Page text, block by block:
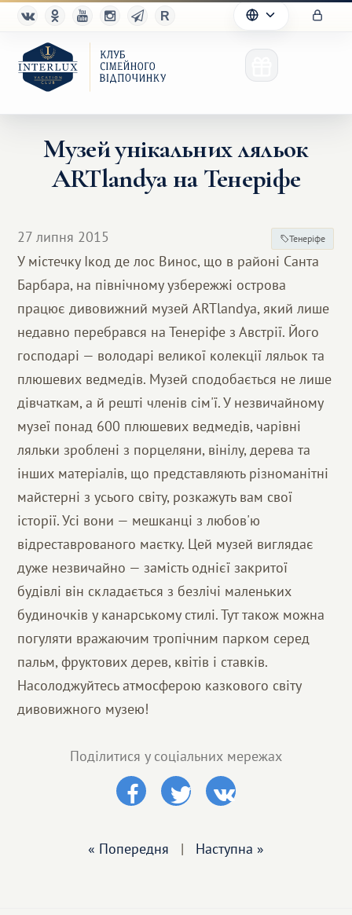
Клуб
Партнерам
Благотворительность
Музей унікальних ляльок
ARTlandya на Тенеріфе
27 липня 2015 Тенеріфе
У містечку Ікод де лос Винос, що в районі Санта
Барбара, на північному узбережжі острова
працює дивовижний музей ARTlandya, який лише
недавно перебрався на Тенеріфе з Австрії. Його
господарі — володарі великої колекції ляльок та
плюшевих ведмедів. Музей сподобається не лише
дівчаткам, а й решті членів сім'ї. У незвичайному
музеї понад 600 плюшевих ведмедів, чарівні
ляльки зроблені з порцеляни, вінілу, дерева та
інших матеріалів, що представляють різноманітні
майстерні з усього світу, розкажуть вам свої
історії. Усі вони — мешканці з любов'ю
відреставрованого маєтку. Цей музей виглядає
дуже незвичайно — замість однієї закритої
будівлі він складається з безлічі маленьких
будиночків у канарському стилі. Тут також можна
погуляти вражаючим тропічним парком серед
пальм, фруктових дерев, квітів і ставків.
Насолоджуйтесь атмосферою казкового світу
дивовижного музею!
Поділитися у соціальних мережах
« Попередня | Наступна »